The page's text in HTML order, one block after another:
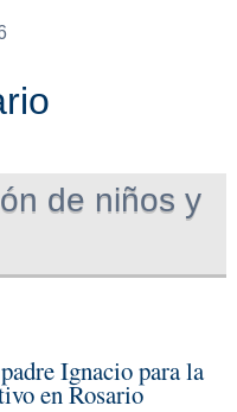
de niños y
Ignacio para la
en Rosario